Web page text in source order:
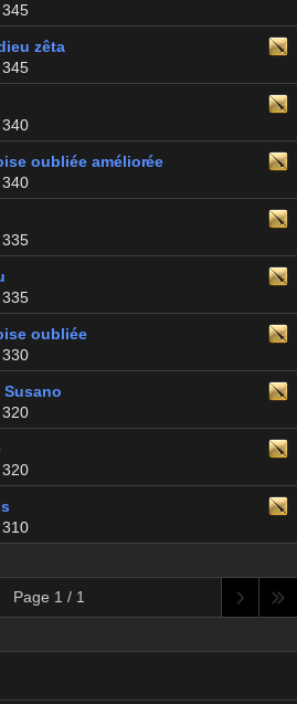
345
zêta
345
340
oubliée améliorée
340
335
335
oubliée
330
320
320
310
Page 1 / 1